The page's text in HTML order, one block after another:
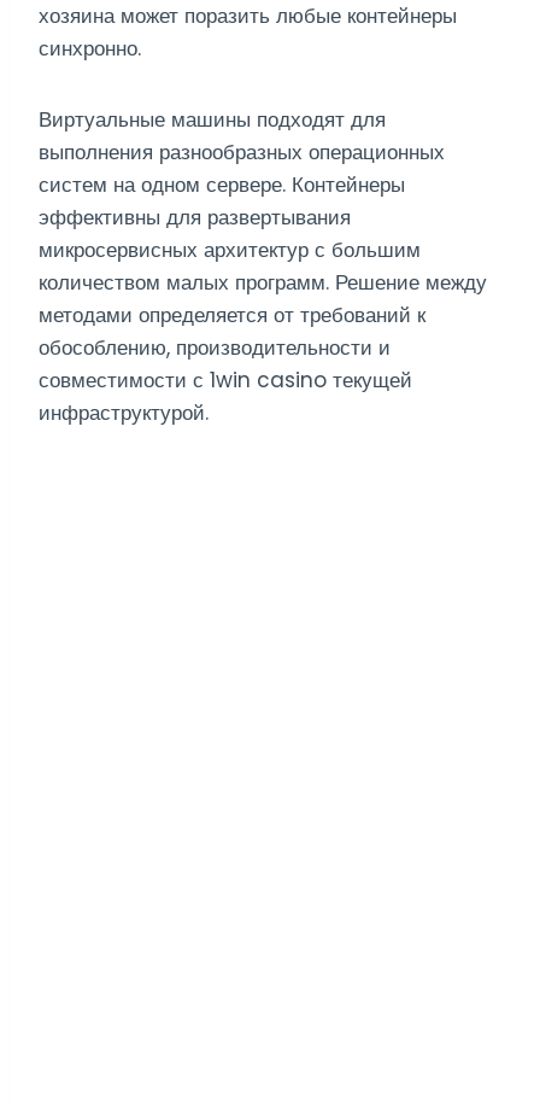
хозяина может поразить любые контейнеры
синхронно.
Виртуальные машины подходят для
выполнения разнообразных операционных
систем на одном сервере. Контейнеры
эффективны для развертывания
микросервисных архитектур с большим
количеством малых программ. Решение между
методами определяется от требований к
обособлению, производительности и
совместимости с 1win casino текущей
инфраструктурой.